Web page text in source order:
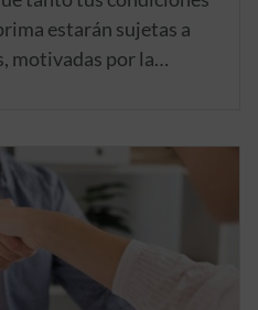
estarán sujetas a
motivadas por la